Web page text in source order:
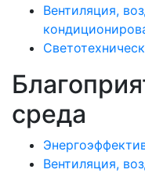
Вентиляция,
среда
Вентиляция,